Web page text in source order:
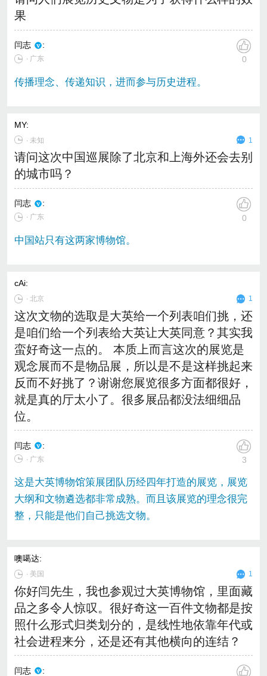
果
闫志 :
∙ 广东 0
传播理念、传递知识，进而参与历史进程。
MY:
∙ 未知 1
请问这次中国巡展除了北京和上海外还会去别
的城市吗？
闫志 :
∙ 广东 0
中国站只有这两家博物馆。
cAi:
∙北京 1
这次文物的选取是大英给一个列表咱们挑，还
是咱们给一个列表给大英让大英同意？其实我
蛮好奇这一点的。 本质上而言这次的展览是
观念展而不是物品展，所以是不是这样挑起来
反而不好挑了？谢谢您展览很多方面都很好，
就是真的厅太小了。很多展品都没法细细品
位。
闫志 :
∙ 广东 3
这是大英博物馆策展团队历经四年打造的展览，展览
大纲和文物遴选都非常成熟。而且该展览的理念很完
整，只能是他们自己挑选文物。
噢噶达:
∙ 美国 1
你好闫先生，我也参观过大英博物馆，里面藏
品之多令人惊叹。很好奇这一百件文物都是按
照什么形式归类划分的，是线性地依靠年代或
社会进程来分，还是还有其他横向的连结？
闫志 :